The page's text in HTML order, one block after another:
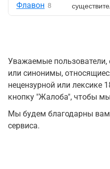
Флавон 8
Уважаемые
или синонимы,
нецензурной или лексике
кнопку "Жалоба", чтобы
Мы будем благодарны вам
сервиса.